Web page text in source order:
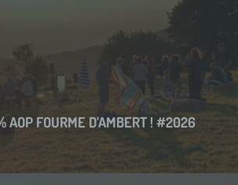
AOP FOURME D’AMBERT ! #2026